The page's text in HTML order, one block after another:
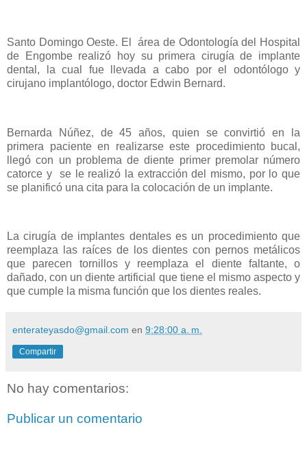
Santo Domingo Oeste. El área de Odontología del Hospital
de Engombe realizó hoy su primera cirugía de implante
dental, la cual fue llevada a cabo por el odontólogo y
cirujano implantólogo, doctor Edwin Bernard.
Bernarda Núñez, de 45 años, quien se convirtió en la
primera paciente en realizarse este procedimiento bucal,
llegó con un problema de diente primer premolar número
catorce y se le realizó la extracción del mismo, por lo que
se planificó una cita para la colocación de un implante.
La cirugía de implantes dentales es un procedimiento que
reemplaza las raíces de los dientes con pernos metálicos
que parecen tornillos y reemplaza el diente faltante, o
dañado, con un diente artificial que tiene el mismo aspecto y
que cumple la misma función que los dientes reales.
enterateyasdo@gmail.com en 9:28:00 a. m.
Compartir
No hay comentarios:
Publicar un comentario